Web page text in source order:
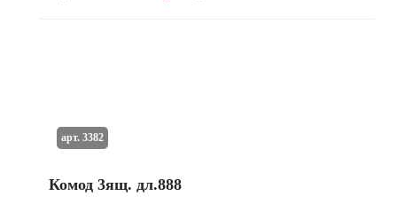
Комод 3ящ. дл.888
арт. 3382